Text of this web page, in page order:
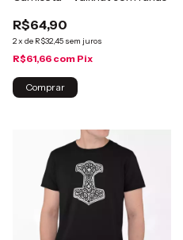
R$64,90
2x de R$32,45 sem juros
R$61,66 com Pix
Comprar